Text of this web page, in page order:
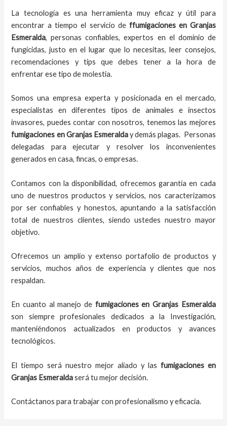
La tecnología es una herramienta muy eficaz y útil para
encontrar a tiempo el servicio de ffumigaciones en Granjas
Esmeralda, personas confiables, expertos en el dominio de
fungicidas, justo en el lugar que lo necesitas, leer consejos,
recomendaciones y tips que debes tener a la hora de
enfrentar ese tipo de molestia.
Somos una empresa experta y posicionada en el mercado,
especialistas en diferentes tipos de animales e insectos
invasores, puedes contar con nosotros, tenemos las mejores
fumigaciones enGranjas Esmeralday demás plagas. Personas
delegadas para ejecutar y resolver los inconvenientes
generados en casa, fincas, o empresas.
Contamos con la disponibilidad, ofrecemos garantía en cada
uno de nuestros productos y servicios, nos caracterizamos
por ser confiables y honestos, apuntando a la satisfacción
total de nuestros clientes, siendo ustedes nuestro mayor
objetivo.
Ofrecemos un amplio y extenso portafolio de productos y
servicios, muchos años de experiencia y clientes que nos
respaldan.
En cuanto almanejo de fumigacionesen Granjas Esmeralda
son siempre profesionales dedicados a la Investigación,
manteniéndonos actualizados en productos y avances
tecnológicos.
El tiempo será nuestro mejor aliado y las fumigaciones en
Granjas Esmeraldaserá tu mejor decisión.
Contáctanos para trabajar con profesionalismo y eficacia.